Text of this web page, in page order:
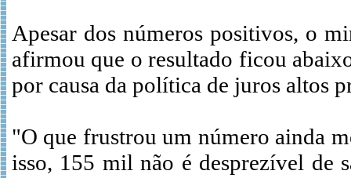
Apesar dos números positivos, o
afirmou que o resultado ficou
por causa da política de juros altos
"O que frustrou um número ainda
isso, 155 mil não é desprezível de